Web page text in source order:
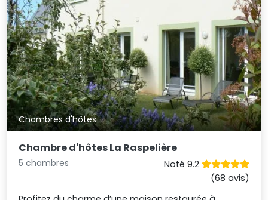
Chambres d'hôtes
Chambre d'hôtes La Raspelière
5 chambres
Noté 9.2
(68 avis)